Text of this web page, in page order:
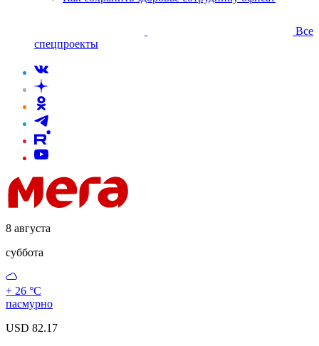
Все
спецпроекты
8 августа
суббота
+ 26 °С
пасмурно
USD 82.17